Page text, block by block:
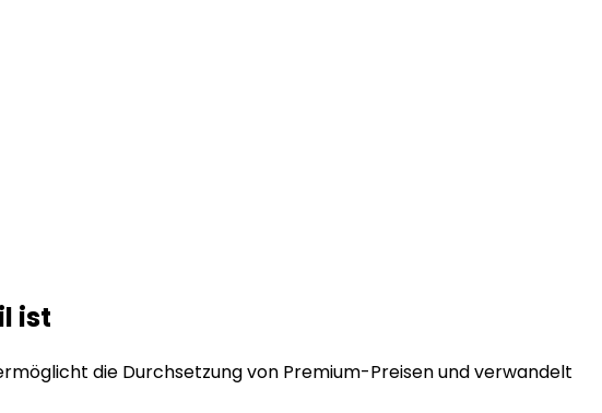
ist
die Durchsetzung von Premium-Preisen und verwandelt